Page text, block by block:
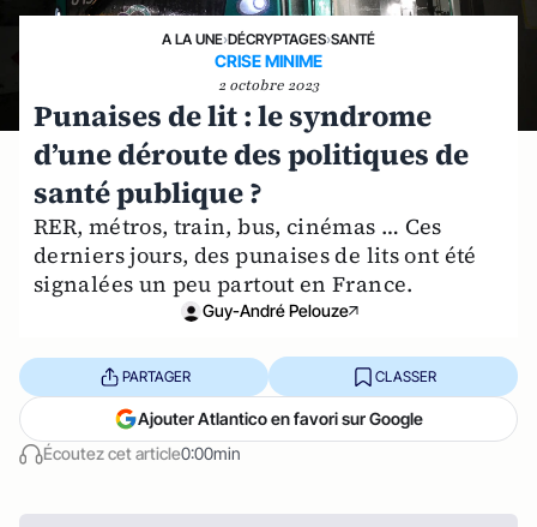
A LA UNE›DÉCRYPTAGES›SANTÉ
CRISE MINIME
2 octobre 2023
Punaises de lit : le syndrome
d’une déroute des politiques de
santé publique ?
RER, métros, train, bus, cinémas … Ces
derniers jours, des punaises de lits ont été
signalées un peu partout en France.
Guy-André Pelouze
Écoutez cet article0:00min
PARTAGER CLASSER
Ajouter Atlantico en favori sur Google